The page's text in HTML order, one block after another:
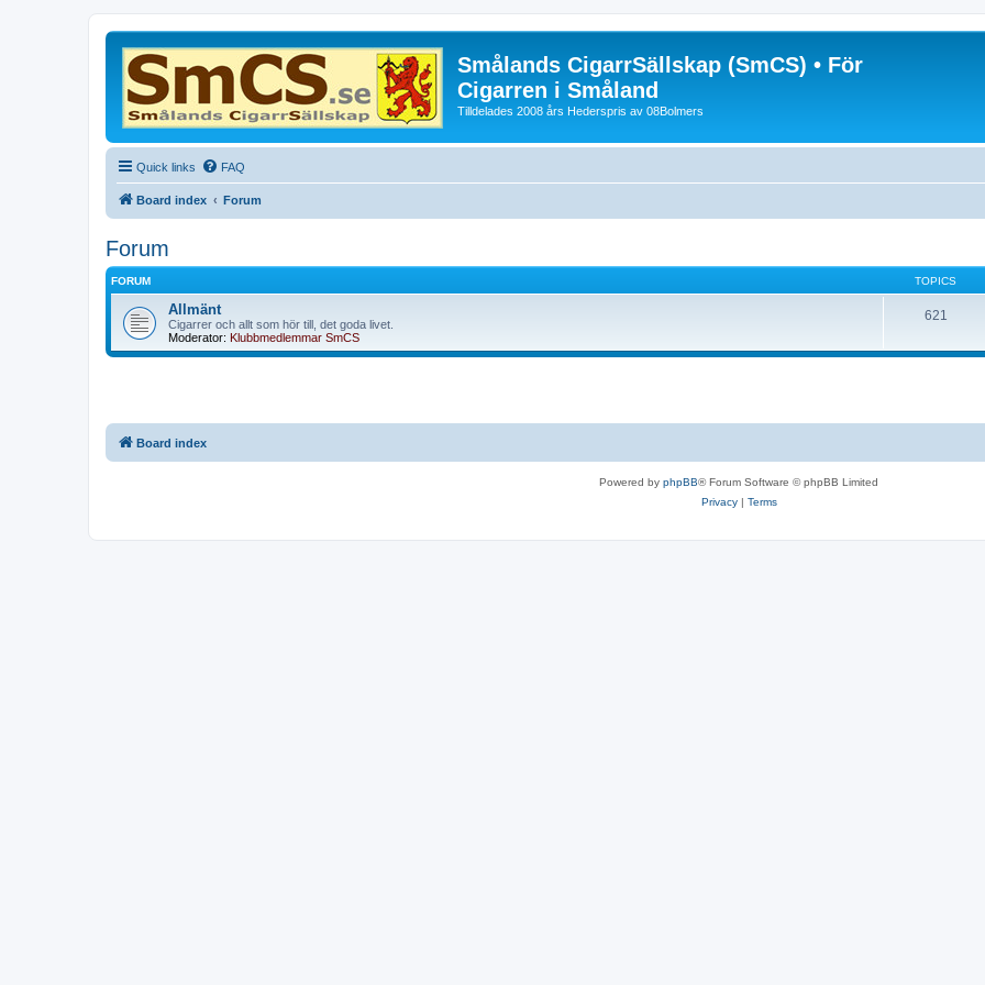
Smålands CigarrSällskap (SmCS) • För
Cigarren i Småland
Tilldelades 2008 års Hederspris av 08Bolmers
Quick links FAQ
Board index Forum
Forum
FORUM TOPICS
Allmänt
Cigarrer och allt som hör till, det goda livet.
Moderator: Klubbmedlemmar SmCS
621
Board index
Powered by phpBB® Forum Software © phpBB Limited
Privacy| Terms